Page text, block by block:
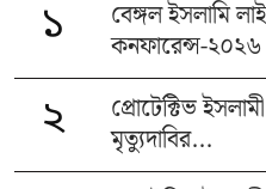
১
বেঙ্গল ইসলামি
কনফারেন্স-
২
প্রোটেক্টিভ
মৃত্যুদাবির...